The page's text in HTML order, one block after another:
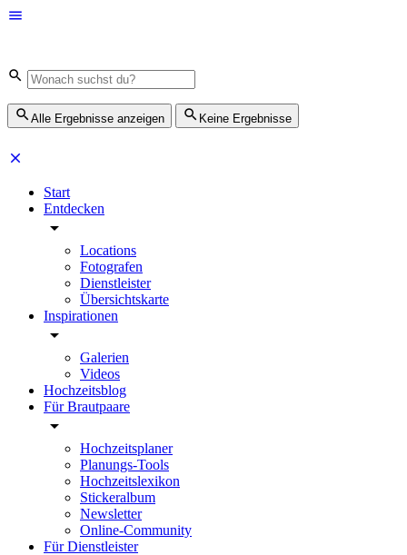
Alle Ergebnisse anzeigen Keine Ergebnisse
Start
Entdecken
Locations
Fotografen
Dienstleister
Übersichtskarte
Inspirationen
Galerien
Videos
Hochzeitsblog
Für Brautpaare
Hochzeitsplaner
Planungs-Tools
Hochzeitslexikon
Stickeralbum
Newsletter
Online-Community
Für Dienstleister